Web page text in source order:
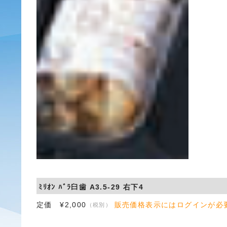
ﾐﾘｵﾝ ﾊﾞﾗ臼歯 A3.5-29 右下4
定価 ¥2,000 （税別） 販売価格表示にはログインが必